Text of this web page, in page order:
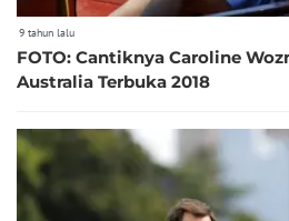
9 tahun lalu
FOTO: Cantiknya Caroline
Australia Terbuka 2018